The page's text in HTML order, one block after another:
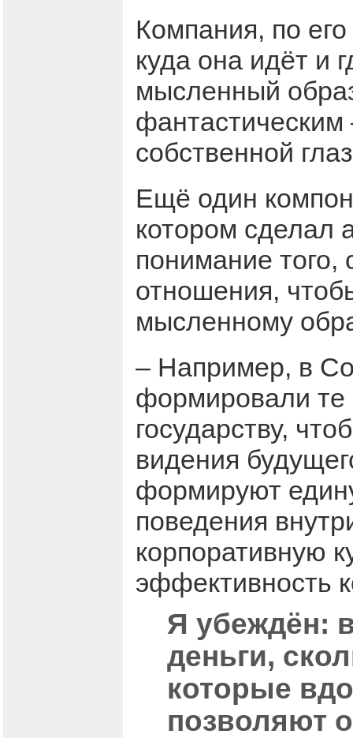
Компания, по
куда она идёт и
мысленный
фантастическим
собственной
Ещё один
котором сделал
понимание того,
отношения,
мысленному
– Например, в
формировали те
государству,
видения
формируют
поведения
корпоративную
эффективность
Я убеждён:
деньги,
которые
позволяют